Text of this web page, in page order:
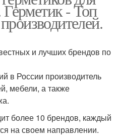
Герметик - Топ
и лучших брендов по
в России производитель
мебели, а также
более 10 брендов, каждый
на своем направлении.